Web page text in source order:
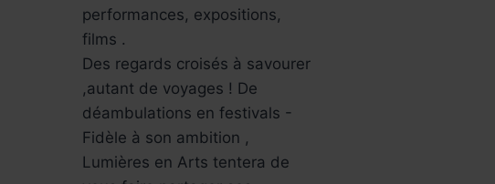
performances, expositions,
films .
Des regards croisés à savourer
,autant de voyages ! De
déambulations en festivals -
Fidèle à son ambition ,
Lumières en Arts tentera de